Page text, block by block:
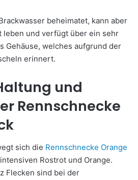
beheimatet, kann aber
leben und verfügt über ein sehr
Gehäuse, welches aufgrund der
erinnert.
und
Rennschnecke
sich die Rennschnecke Orange
Rostrot und Orange.
Flecken sind bei der